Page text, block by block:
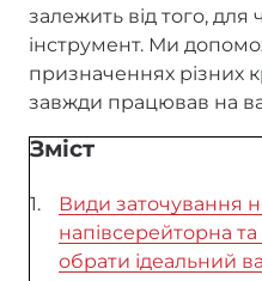
залежить від того, для
інструмент. Ми
призначеннях різних
завжди працював на
Зміст
Види заточування
напівсерейторна
обрати ідеальний